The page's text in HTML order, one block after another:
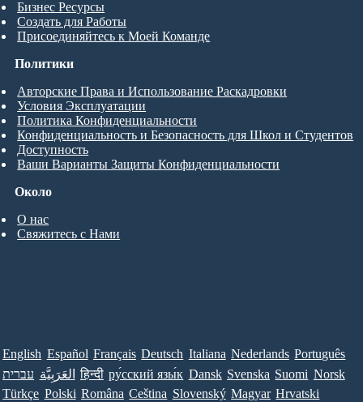
Бизнес Ресурсы
Создать для Работы
Присоединяйтесь к Моей Команде
Около
О нас
Свяжитесь с Нами
Политики
Авторские Права и Использование Раскадровки
Условия Эксплуатации
Политика Конфиденциальности
Конфиденциальность и Безопасность для Школ и Студентов
Доступность
Ваши Варианты Защиты Конфиденциальности
English Español Français Deutsch Italiana Nederlands Português
עברית العَرَبِيَّة हिन्दी ру́сский язы́к Dansk Svenska Suomi Norsk
Türkçe Polski Româna Ceština Slovenský Magyar Hrvatski